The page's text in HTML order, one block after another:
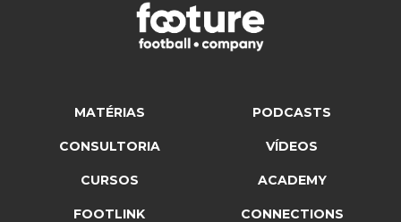
MATÉRIAS PODCASTS
CONSULTORIA VÍDEOS
CURSOS ACADEMY
FOOTLINK CONNECTIONS